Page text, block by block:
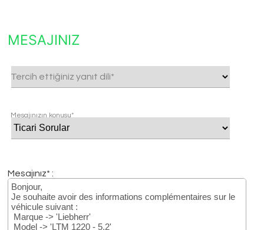
MESAJINIZ
Tercih ettiğiniz yanıt dili*
Mesajınızın konusu*
Mesajınız* :